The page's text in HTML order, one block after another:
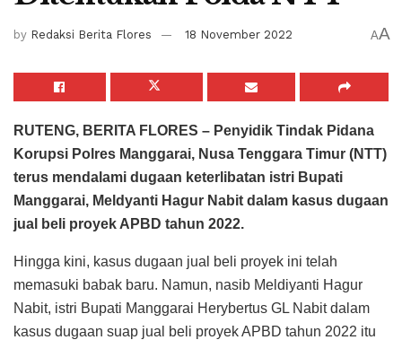
by Redaksi Berita Flores 18 November 2022 AA
RUTENG, BERITA FLORES – Penyidik Tindak Pidana
Korupsi Polres Manggarai, Nusa Tenggara Timur (NTT)
terus mendalami dugaan keterlibatan istri Bupati
Manggarai, Meldyanti Hagur Nabit dalam kasus dugaan
jual beli proyek APBD tahun 2022.
Hingga kini, kasus dugaan jual beli proyek ini telah
memasuki babak baru. Namun, nasib Meldiyanti Hagur
Nabit, istri Bupati Manggarai Herybertus GL Nabit dalam
kasus dugaan suap jual beli proyek APBD tahun 2022 itu